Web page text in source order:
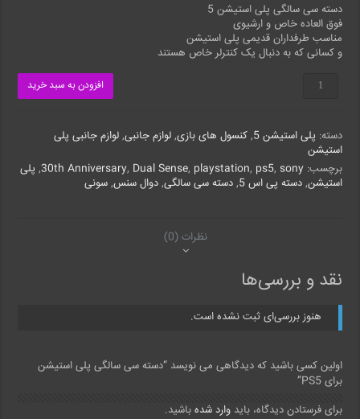
دسته سی سالگی پلی استیشن 5
فوق العاده خاص و ارشیوی
مناسب طرفداران قدیمی پلی استیشن
و کسانی که به دنبال یک کنترلر خاص هستند
استیشن
برای
PS5
عدد
افزودن به سبد خرید
دسته: پلی استیشن 5 ,کنسول های بازی,لوازم جانبی,لوازم جانبی پلی
استیشن
برچسب:
30th Anniversary, Dual Sense, playstation, ps5, sony
, پلی
استیشن,دسته پی اس 5 ,دسته سی سالگی,دوال سنس,سونی
نظرات (0)
نقد و بررسی‌ها
هنوز بررسی‌ای ثبت نشده است.
اولین کسی باشید که دیدگاهی می نویسد “دسته سی سالگی پلی استیشن
برای PS5”
برای فرستادن دیدگاه، بایدوارد شده باشید.